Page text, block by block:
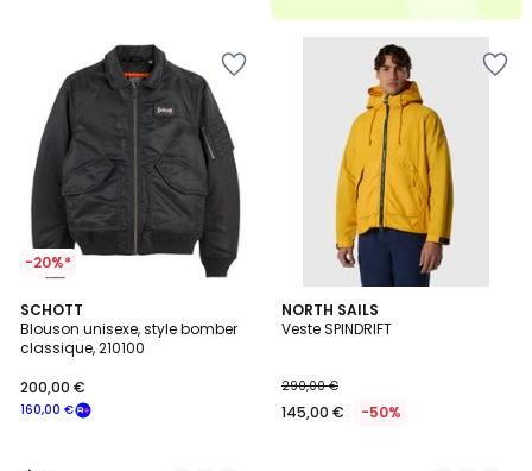
-20%*
SCHOTT
Blouson unisexe, style bomber
classique, 210100
160,00 €
200,00 €
5
/
5
3
Couleurs
NORTH SAILS
Veste SPINDRIFT
290,00 €
145,00 € -50%
2
Couleurs